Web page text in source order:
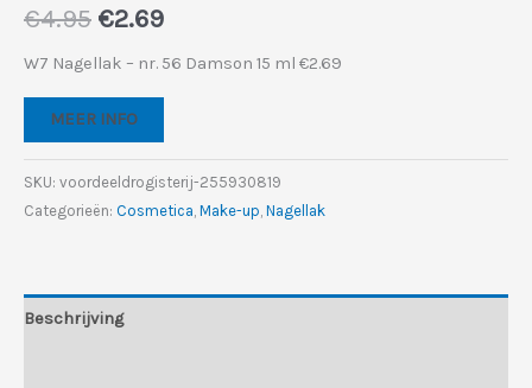
€4.95 Oorspronkelijke
prijs
was:
€4.95.
€2.69Huidige
prijs
€2.69.
W7 Nagellak – nr. 56 Damson 15 ml €2.69
MEER INFO
SKU: voordeeldrogisterij-255930819
Categorieën: Cosmetica Make-up Nagellak
Beschrijving